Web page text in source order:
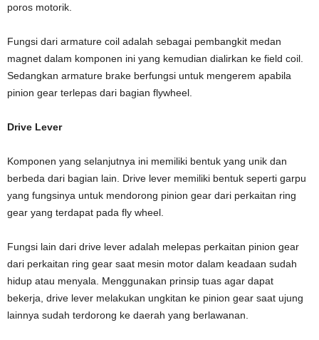
poros motorik.
Fungsi dari armature coil adalah sebagai pembangkit medan
magnet dalam komponen ini yang kemudian dialirkan ke field coil.
Sedangkan armature brake berfungsi untuk mengerem apabila
pinion gear terlepas dari bagian flywheel.
Drive Lever
Komponen yang selanjutnya ini memiliki bentuk yang unik dan
berbeda dari bagian lain. Drive lever memiliki bentuk seperti garpu
yang fungsinya untuk mendorong pinion gear dari perkaitan ring
gear yang terdapat pada fly wheel.
Fungsi lain dari drive lever adalah melepas perkaitan pinion gear
dari perkaitan ring gear saat mesin motor dalam keadaan sudah
hidup atau menyala. Menggunakan prinsip tuas agar dapat
bekerja, drive lever melakukan ungkitan ke pinion gear saat ujung
lainnya sudah terdorong ke daerah yang berlawanan.